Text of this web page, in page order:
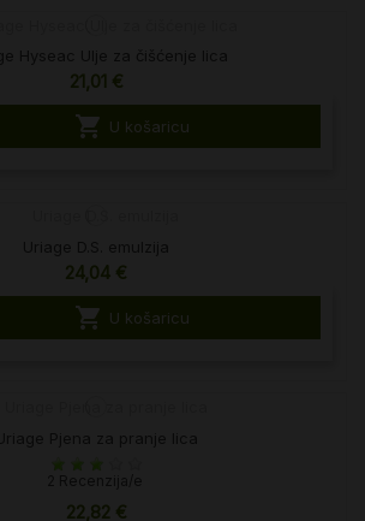
21,01 €
 U košaricu
24,04 €
 U košaricu
22,82 €